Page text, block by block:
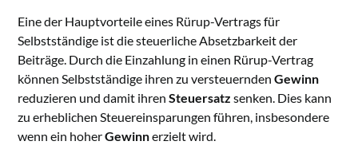
Eine der Hauptvorteile eines Rürup-Vertrags für
Selbstständige ist die steuerliche Absetzbarkeit der
Beiträge. Durch die Einzahlung in einen Rürup-Vertrag
können Selbstständige ihren zu versteuerndenGewinn
reduzieren und damit ihrenSteuersatz senken. Dies kann
zu erheblichen Steuereinsparungen führen, insbesondere
wenn ein hoherGewinnerzielt wird.